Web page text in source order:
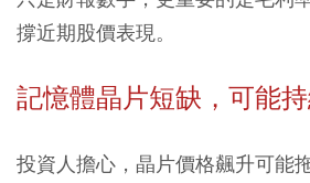
撐近期股價表現。
記憶體晶片短缺，可能
投資人擔心，晶片價格飆升可能